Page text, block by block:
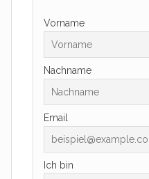
Vorname
Nachname
Email
Ich bin